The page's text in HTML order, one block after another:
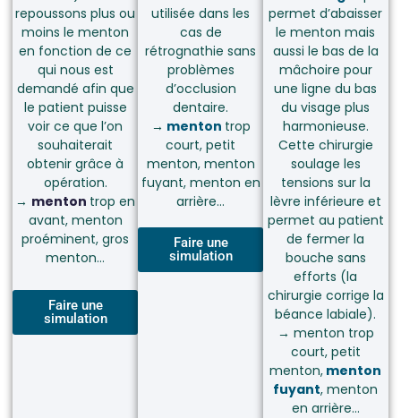
repoussons plus ou
moins le menton
en fonction de ce
qui nous est
demandé afin que
le patient puisse
voir ce que l’on
souhaiterait
obtenir grâce à
opération.
→ menton trop en
avant, menton
proéminent, gros
menton…
Faire une
simulation
utilisée dans les
cas de
rétrognathie sans
problèmes
d’occlusion
dentaire.
→ menton trop
court, petit
menton, menton
fuyant, menton en
arrière…
Faire une
simulation
permet d’abaisser
le menton mais
aussi le bas de la
mâchoire pour
une ligne du bas
du visage plus
harmonieuse.
Cette chirurgie
soulage les
tensions sur la
lèvre inférieure et
permet au patient
de fermer la
bouche sans
efforts (la
chirurgie corrige la
béance labiale).
→ menton trop
court, petit
menton, menton
fuyant, menton
en arrière…